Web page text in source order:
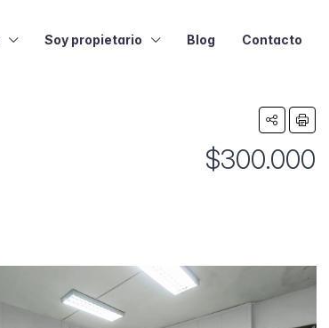
Soy propietario Blog Contacto
$300.000